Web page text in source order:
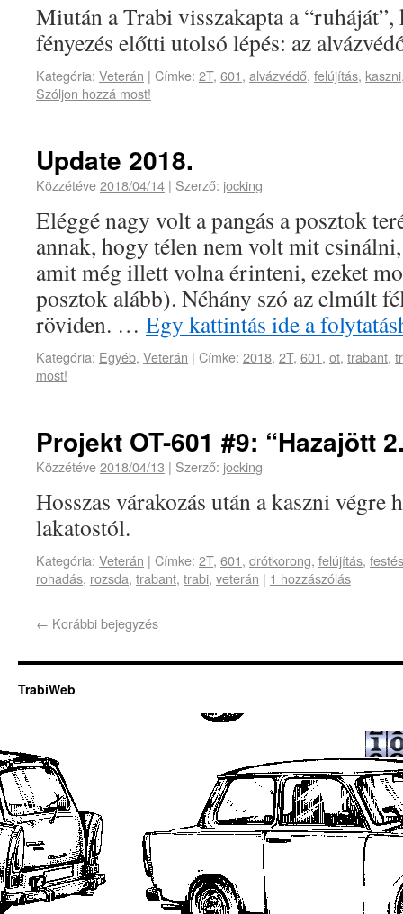
Miután a Trabi visszakapta a “ruháját”,
fényezés előtti utolsó lépés: az
Kategória: Veterán | Címke: 2T, 601, alvázvédő, felújítás, kaszni
Szóljon hozzá most!
Update 2018.
Közzétéve2018/04/14 | Szerző: jocking
Eléggé nagy volt a pangás a posztok
annak, hogy télen nem volt mit
amit még illett volna érinteni, ezeket
posztok alább). Néhány szó az elmúlt
röviden. … Egy kattintás ide a
Kategória: Egyéb, Veterán | Címke: 2018, 2T, 601, ot, trabant,
most!
Projekt OT-601 #9: “Hazajött
Közzétéve2018/04/13 | Szerző: jocking
Hosszas várakozás után a kaszni végre
lakatostól.
Kategória: Veterán | Címke: 2T, 601, drótkorong, felújítás, festés
rohadás, rozsda, trabant, trabi, veterán | 1 hozzászólás
← Korábbi bejegyzés
TrabiWeb